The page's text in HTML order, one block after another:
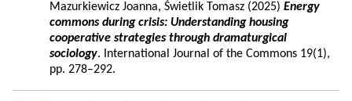
Mazurkiewicz Joanna, Świetlik Tomasz (2025) Energy
commons during crisis: Understanding housing
cooperative strategies through dramaturgical
sociology. International Journal of the Commons 19(1),
pp. 278–292.